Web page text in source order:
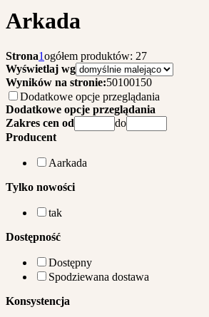
Arkada
Strona1ogółem produktów: 27
Wyświetlaj wg
Wyników na stronie:50100150
Dodatkowe opcje przeglądania
Dodatkowe opcje przeglądania
Zakres cen od
do
Producent
Aarkada
Tylko nowości
tak
Dostępność
Dostępny
Spodziewana dostawa
Konsystencja